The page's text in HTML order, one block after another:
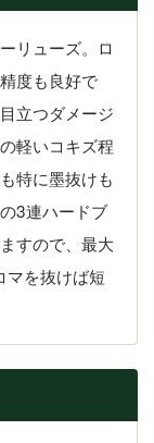
リューズ。ロ
度も良好で
立つダメージ
軽いコキズ程
特に墨抜けも
3連ハードブ
すので、最大
マを抜けば短